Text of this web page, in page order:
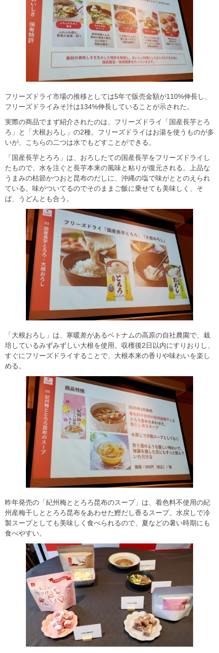
フリーズドライ市場の推移としては5年で販売金額が110%伸長し、
フリーズドライみそ汁は134%伸長していることが示された。
実際の商品でまず紹介されたのは、フリーズドライ「国産長芋とろ
ろ」と「大根おろし」の2種。フリーズドライはお湯を使うものが多
いが、こちらの二つは水でもどすことができる。
「国産長芋とろろ」は、おろしたての国産長芋をフリーズドライし
たもので、水を注ぐと長芋本来の風味と粘りが復元される。上品な
うまみの枯節かつおと昆布のだしに、沖縄の塩で味がととのえられ
ている。味がついてるのでそのままご飯に乗せても美味しく、そ
ば、うどんとも合う。
「大根おろし」は、寒暖差があるベトナムの高原の自社農園で、栽
培しているみずみずしい大根を使用。収穫後2日以内にすりおりし、
すぐにフリーズドライすることで、大根本来の香りや味わいを楽し
める。
昨年発売の「紀州梅ととろろ昆布のスープ」は、着色料不使用の紀
州産梅干しととろろ昆布をあわせた鰹だし香るスープ。水戻しで冷
製スープとしても美味しく食べられるので、夏などの暑い時期にも
食べやすい。